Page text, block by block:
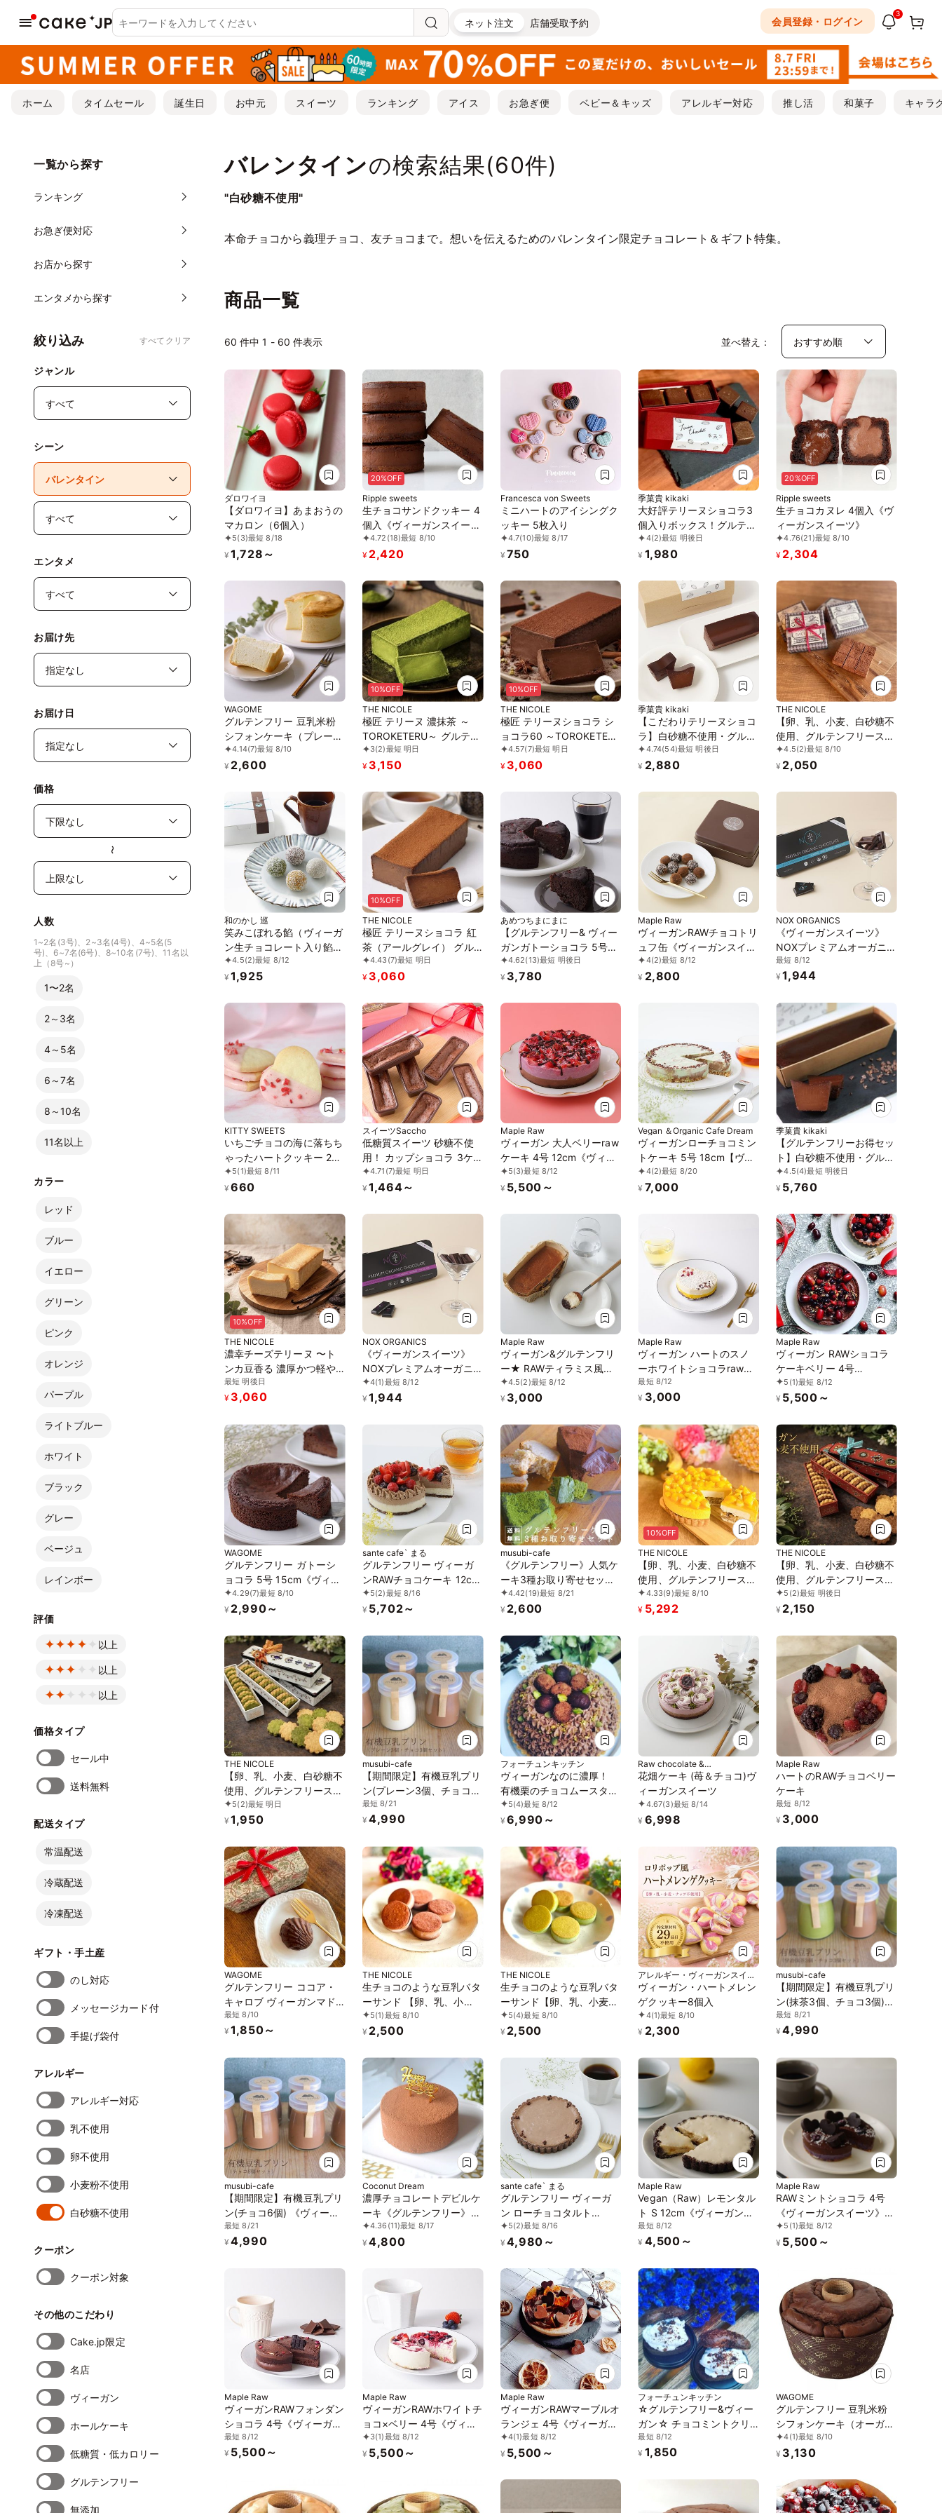
ネット注文 店舗受取予約 会員登録・ログイン
3
ホーム タイムセール 誕生日 お中元 スイーツ ランキング アイス お急ぎ便 ベビー＆キッズ アレルギー対応 推し活 和菓子 キャラ
バレンタインの検索結果(60件)
"白砂糖不使用"
本命チョコから義理チョコ、友チョコまで。想いを伝えるためのバレンタイン限定チョコレート＆ギフト特集。
一覧から探す
ランキング
お急ぎ便対応
お店から探す
エンタメから探す
絞り込み すべてクリア
ジャンル
シーン
エンタメ
お届け先
お届け日
価格
〜
人数
1~2名(3号)、2~3名(4号)、4~5名(5
号)、6~7名(6号)、8~10名(7号)、11名以
上（8号~）
1〜2名
2～3名
4～5名
6～7名
8～10名
11名以上
カラー
レッド
ブルー
イエロー
グリーン
ピンク
オレンジ
パープル
ライトブルー
ホワイト
ブラック
グレー
ベージュ
レインボー
評価
以上
以上
以上
価格タイプ
セール中
送料無料
配送タイプ
常温配送
冷蔵配送
冷凍配送
ギフト・手土産
のし対応
メッセージカード付
手提げ袋付
アレルギー
アレルギー対応
乳不使用
卵不使用
小麦粉不使用
白砂糖不使用
クーポン
クーポン対象
その他のこだわり
Cake.jp限定
名店
ヴィーガン
ホールケーキ
低糖質・低カロリー
グルテンフリー
無添加
商品一覧
60 件中 1 - 60 件表示 並べ替え：
ダロワイヨ
【ダロワイヨ】あまおうの
マカロン（6個入）
5(3)最短 8/18
¥ 1,728～
20%OFF
Ripple sweets
生チョコサンドクッキー 4
個入《ヴィーガンスイー
ツ》
4.72 (18)最短 8/10
¥ 2,420
Francesca von Sweets
ミニハートのアイシングク
ッキー 5枚入り
4.7(10)最短 8/17
¥ 750
季菓貴 kikaki
大好評テリーヌショコラ3
個入りボックス！グルテン
フリー・白砂糖不使用
4(2)最短 明後日
¥ 1,980
20%OFF
Ripple sweets
生チョコカヌレ 4個入《ヴ
ィーガンスイーツ》
4.76(21)最短 8/10
¥ 2,304
WAGOME
グルテンフリー 豆乳米粉
シフォンケーキ（プレー
ン）13cm ヴィーガン アレ
ルギー対応 小麦なし 卵な
イーツ》
4.14(7)最短 8/10
¥ 2,600
10%OFF
THE NICOLE
極匠 テリーヌ 濃抹茶 ～
TOROKETERU～ グルテン
フリー 【濃厚な口溶けは
美味さとなる】・・・【美
宮抹茶おくみどり』の美味
しさ
3(2)最短 明日
¥ 3,150
10%OFF
THE NICOLE
極匠 テリーヌショコラ シ
ョコラ60 ～TOROKETERU
～ グルテンフリー 【濃厚
な口溶けは美味さとな
べたらわかる、美味さで
4.57(7)最短 明日
¥ 3,060
季菓貴 kikaki
【こだわりテリーヌショコ
ラ】白砂糖不使用・グルテ
ンフリー・無添加 濃厚チ
ョコレートケーキ ガトー
4.74(54)最短 明後日
¥ 2,880
THE NICOLE
【卵、乳、小麦、白砂糖不
使用、グルテンフリースイ
ーツ】ボタニカルショコラ
京豆腐生チョコ 《ヴィー
ケーキ》《無添加》《アレ
4.5(2)最短 8/10
¥ 2,050
和のかし 巡
笑みこぼれる餡（ヴィーガ
ン生チョコレート入り餡子
玉 4個入り）《ヴィーガン
スイーツ》
4.5(2)最短 8/12
¥ 1,925
10%OFF
THE NICOLE
極匠 テリーヌショコラ 紅
茶（アールグレイ） グル
テンフリー ～
TOROKETERU～【濃厚な
る】・・・。 アールグレ
イの爽やかな口溶け
4.43 (7)最短 明日
¥ 3,060
あめつちまにまに
【グルテンフリー& ヴィー
ガンガトーショコラ 5号
《米粉のガトーショコラ》
4.62(13)最短 明後日
¥ 3,780
Maple Raw
ヴィーガンRAWチョコトリ
ュフ缶《ヴィーガンスイー
ツ》《ロースイーツ》
4(2)最短 8/12
¥ 2,800
NOX ORGANICS
《ヴィーガンスイーツ》
NOXプレミアムオーガニッ
クチョコレートLove
Editionアーモンド＆チアシ
最短 8/12
¥ 1,944
KITTY SWEETS
いちごチョコの海に落ちち
ゃったハートクッキー 2枚
セット
5(1)最短 8/11
¥ 660
スイーツSaccho
低糖質スイーツ 砂糖不使
用！ カップショコラ 3ケ入
り4.71 (7)最短 明日
¥ 1,464～
Maple Raw
ヴィーガン 大人ベリーraw
ケーキ 4号 12cm《ヴィー
ガンスイーツ・ヴィーガン
ケーキ》《ロースイーツ》
5(3)最短 8/12
¥ 5,500～
Vegan ＆Organic Cafe Dream
ヴィーガンローチョコミン
トケーキ 5号 18cm【ヴィ
ーガンスイーツ・ヴィーガ
ンケーキ】
4(2)最短 8/20
¥ 7,000
季菓貴 kikaki
【グルテンフリーお得セッ
ト】白砂糖不使用・グルテ
ンフリー・無添加 テリー
ヌショコラとバスクチーズ
キ２個おまけつき！
4.5(4)最短 明後日
¥ 5,760
10%OFF
THE NICOLE
濃幸チーズテリーヌ 〜ト
ンカ豆香る 濃厚かつ軽や
かなチーズテリーヌ〜 グ
ルテンフリー
最短 明後日
¥ 3,060
NOX ORGANICS
《ヴィーガンスイーツ》
NOXプレミアムオーガニッ
クチョコレートLove
Editionクランベリー12粒
4(1)最短 8/12
¥ 1,944
Maple Raw
ヴィーガン&グルテンフリ
ー★ RAWティラミス風チ
ーズケーキ《ヴィーガンス
イーツ》
4.5(2)最短 8/12
¥ 3,000
Maple Raw
ヴィーガン ハートのスノ
ーホワイトショコラrawケ
ーキ《ヴィーガンスイー
ツ・ヴィーガンケーキ》
最短 8/12
¥ 3,000
Maple Raw
ヴィーガン RAWショコラ
ケーキベリー 4号
12cm《ヴィーガンスイー
ツ・ヴィーガンケーキ》
5 (1)最短 8/12
¥ 5,500～
WAGOME
グルテンフリー ガトーシ
ョコラ 5号 15cm《ヴィー
ガン》《アレルギー対応》
《小麦なし》《卵なし》
スイーツ・ヴィーガンケー
キ》
4.29(7)最短 8/10
¥ 2,990～
sante cafe` まる
グルテンフリー ヴィーガ
ンRAWチョコケーキ 12cm
《ヴィーガンスイーツ・ヴ
ィーガンケーキ》
5(2)最短 8/16
¥ 5,702～
musubi-cafe
《グルテンフリー》人気ケ
ーキ3種お取り寄せセット
《ヴィーガンスイーツ》
4.42(19)最短 8/21
¥ 2,600
10%OFF
THE NICOLE
【卵、乳、小麦、白砂糖不
使用、グルテンフリースイ
ーツ】トロピカルマンゴー
バナーヌ 5号 15cm ～京豆
4.33(9)最短 8/10
¥ 5,292
THE NICOLE
【卵、乳、小麦、白砂糖不
使用、グルテンフリースイ
ーツ】ボタニカルサブレ
カカオ、黒糖バニラサブレ
ンスイーツ》 《無添加》
《アレルギー配慮》
5 (2)最短 明後日
¥ 2,150
THE NICOLE
【卵、乳、小麦、白砂糖不
使用、グルテンフリースイ
ーツ】ボタニカルサブレ
京抹茶、黒糖バニラサブレ
ンスイーツ》《無添加》
《アレルギー配慮》
5(2)最短 明日
¥ 1,950
musubi-cafe
【期間限定】有機豆乳プリ
ン(プレーン3個、チョコ3
個) 《ヴィーガンスイー
ツ》《グルテンフリー》
最短 8/21
¥ 4,990
フォーチュンキッチン
ヴィーガンなのに濃厚！
有機栗のチョコムースタル
ト 15cm【ヴィーガンスイ
ーツ・ヴィーガンケーキ】
5(4)最短 8/12
¥ 6,990～
Raw chocolate &
Rawsweets Petit-lys
花畑ケーキ (苺＆チョコ)ヴ
ィーガンスイーツ
4.67(3)最短 8/14
¥ 6,998
Maple Raw
ハートのRAWチョコベリー
ケーキ
最短 8/12
¥ 3,000
WAGOME
グルテンフリー ココア・
キャロブ ヴィーガンマド
レーヌ 4個入 アレルギー対
応《ヴィーガンスイーツ》
最短 8/10
¥ 1,850～
THE NICOLE
生チョコのような豆乳バタ
ーサンド 【卵、乳、小
麦、白砂糖不使用、グルテ
ンフリースイーツ】ボタニ
ーガンスイーツ》《無添
加》《アレルギー配慮》
5(1)最短 8/10
¥ 2,500
THE NICOLE
生チョコのような豆乳バタ
ーサンド【卵、乳、小麦、
白砂糖不使用、グルテンフ
リースイーツ】ボタニカル
ィーガンスイーツ・ヴィー
ガンケーキ》《無添加》
《アレルギー配慮》
5(4)最短 8/10
¥ 2,500
アレルギー・ヴィーガンスイー
ツ L'AURA(ローラ)
ヴィーガン・ハートメレン
ゲクッキー8個入
4(1)最短 8/10
¥ 2,300
musubi-cafe
【期間限定】有機豆乳プリ
ン(抹茶3個、チョコ3個)
《ヴィーガンスイーツ》
《グルテンフリー》
最短 8/21
¥ 4,990
musubi-cafe
【期間限定】有機豆乳プリ
ン(チョコ6個) 《ヴィーガ
ンスイーツ》《グルテンフ
リー》
最短 8/21
¥ 4,990
Coconut Dream
濃厚チョコレートデビルケ
ーキ《グルテンフリー》
《ヴィーガンスイーツ・ヴ
ィーガンケーキ》《小麦・
ッツ・フルーツ不使用》4
号 12cm冷凍
4.36 (11)最短 8/17
¥ 4,800
sante cafe` まる
グルテンフリー ヴィーガ
ン ローチョコタルト
12cm【ヴィーガンスイー
ツ・ヴィーガンケーキ】
5(2)最短 8/16
¥ 4,980～
Maple Raw
Vegan（Raw）レモンタル
ト S 12cm《ヴィーガンス
イーツ・ヴィーガンケー
キ》《ロースイーツ》
最短 8/12
¥ 4,500～
Maple Raw
RAWミントショコラ 4号
《ヴィーガンスイーツ》
《ロースイーツ》
5 (1)最短 8/12
¥ 5,500～
Maple Raw
ヴィーガンRAWフォンダン
ショコラ 4号《ヴィーガン
スイーツ・ヴィーガンケー
キ》《ロースイーツ》
最短 8/12
¥ 5,500～
Maple Raw
ヴィーガンRAWホワイトチ
ョコ×ベリー 4号《ヴィー
ガンスイーツ・ヴィーガン
ケーキ》《ロースイーツ》
3(1)最短 8/12
¥ 5,500～
Maple Raw
ヴィーガンRAWマーブルオ
ランジェ 4号《ヴィーガン
スイーツ・ヴィーガンケー
キ》《ロースイーツ》
4(1)最短 8/12
¥ 5,500～
フォーチュンキッチン
☆グルテンフリー&ヴィー
ガン☆ チョコミントクリ
ームガトーショコラ《ヴィ
ーガンスイーツ》
最短 8/12
¥ 1,850
WAGOME
グルテンフリー 豆乳米粉
シフォンケーキ（オーガニ
ックココア）13cm ヴィー
ガン アレルギー対応 小麦
ーガンスイーツ》
4(1)最短 8/10
¥ 3,130